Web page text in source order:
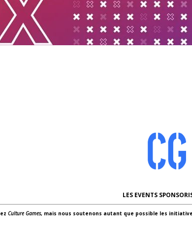
LES EVENTS
Culture Games, mais nous soutenons autant que possible les